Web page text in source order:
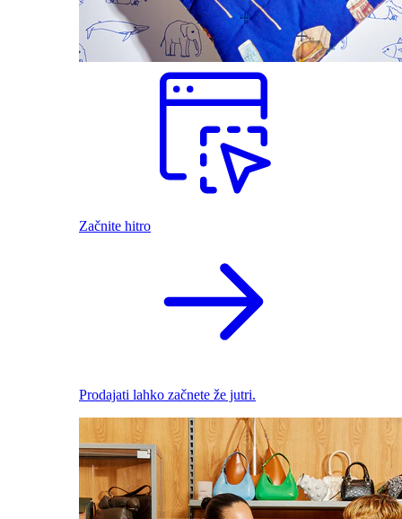
Začnite hitro
Prodajati lahko začnete že jutri.